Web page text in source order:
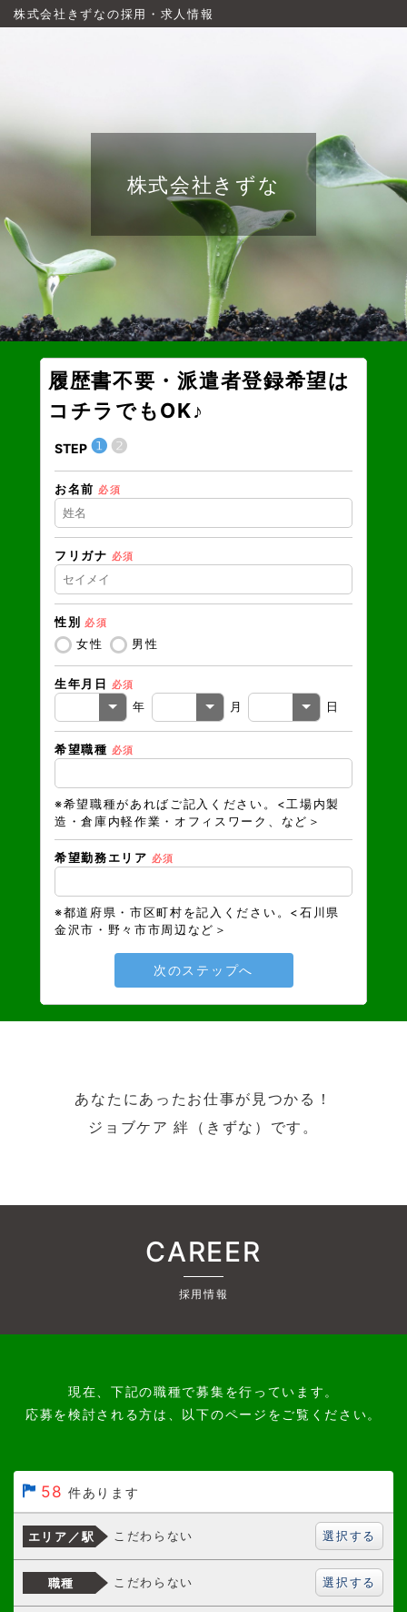
株式会社きずなの採用・求人情報
株式会社きずな
履歴書不要・派遣者登録希望は
コチラでもOK♪
STEP ❶❷
お名前 必須
フリガナ 必須
性別 必須
女性 男性
生年月日 必須
年 月 日
希望職種 必須
※希望職種があればご記入ください。<工場内製
造・倉庫内軽作業・オフィスワーク、など＞
希望勤務エリア 必須
※都道府県・市区町村を記入ください。<石川県
金沢市・野々市市周辺など＞
次のステップへ
あなたにあったお仕事が見つかる！
ジョブケア 絆（きずな）です。
CAREER
採用情報
現在、下記の職種で募集を行っています。
応募を検討される方は、以下のページをご覧ください。
58 件あります
エリア／駅 こだわらない 選択する
職種 こだわらない 選択する